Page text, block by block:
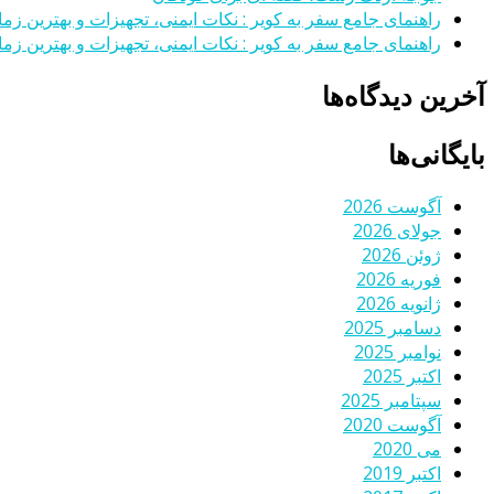
راهنمای جامع سفر به کویر : نکات ایمنی، تجهیزات و بهترین
راهنمای جامع سفر به کویر : نکات ایمنی، تجهیزات و بهترین
آخرین دیدگاه‌ها
بایگانی‌ها
آگوست 2026
جولای 2026
ژوئن 2026
فوریه 2026
ژانویه 2026
دسامبر 2025
نوامبر 2025
اکتبر 2025
سپتامبر 2025
آگوست 2020
می 2020
اکتبر 2019